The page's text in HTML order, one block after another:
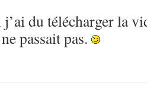
du télécharger la
passait pas.